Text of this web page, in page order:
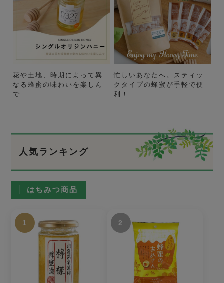
花や土地、時期によって異
なる蜂蜜の味わいを楽しん
で
忙しいあなたへ。スティッ
クタイプの蜂蜜が手軽で便
利！
人気ランキング
はちみつ商品
1 2